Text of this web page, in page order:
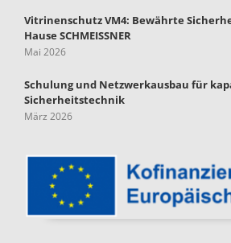
Vitrinenschutz VM4: Bewährte
Hause SCHMEISSNER
Mai 2026
Schulung und Netzwerkausbau für
Sicherheitstechnik
März 2026